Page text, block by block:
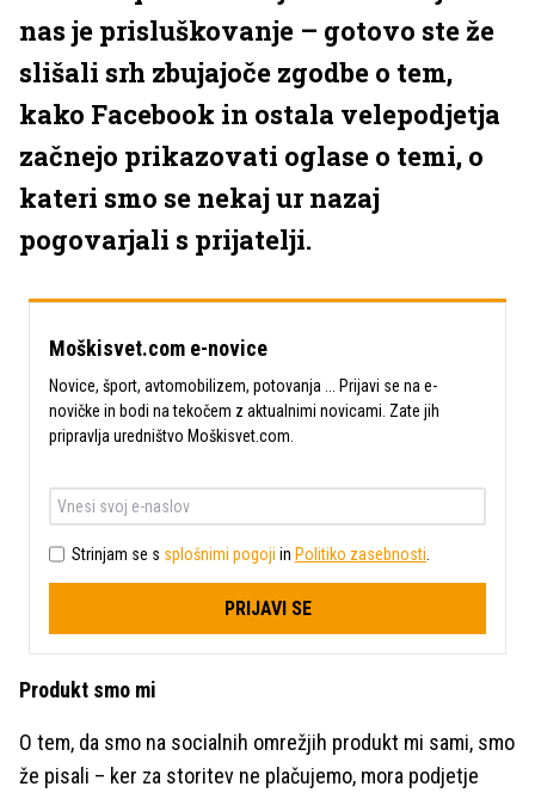
nas je prisluškovanje – gotovo ste že
slišali srh zbujajoče zgodbe o tem,
kako Facebook in ostala velepodjetja
začnejo prikazovati oglase o temi, o
kateri smo se nekaj ur nazaj
pogovarjali s prijatelji.
Moškisvet.com e-novice
Novice, šport, avtomobilizem, potovanja ... Prijavi se na e-
novičke in bodi na tekočem z aktualnimi novicami. Zate jih
pripravlja uredništvo Moškisvet.com.
Strinjam se s splošnimi pogoji in Politiko zasebnosti
PRIJAVI SE
Produkt smo mi
O tem, da smo na socialnih omrežjih produkt mi sami, smo
že pisali – ker za storitev ne plačujemo, mora podjetje